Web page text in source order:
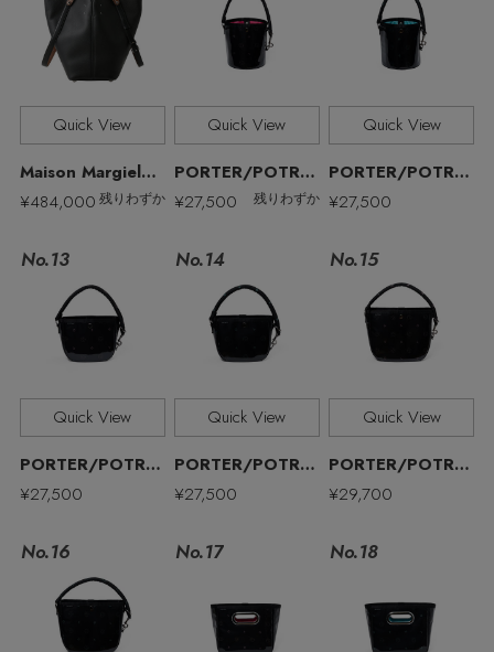
Quick View
Maison Margiela/メゾン マルジェラ
¥484,000 残りわずか
Quick View
PORTER/POTR/ポーター/ピー・オー・ティー・アール
¥27,500
残りわずか
Quick View
PORTER/POTR/ポーター/ピー・オー・ティー・アール
¥27,500
No.13
Quick View
PORTER/POTR/ポーター/ピー・オー・ティー・アール
¥27,500
No.14
Quick View
PORTER/POTR/ポーター/ピー・オー・ティー・アール
¥27,500
No.15
Quick View
PORTER/POTR/ポーター/ピー・オー・ティー・アール
¥29,700
No.16 No.17 No.18